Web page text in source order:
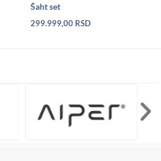
Šaht set
299.999,00 RSD